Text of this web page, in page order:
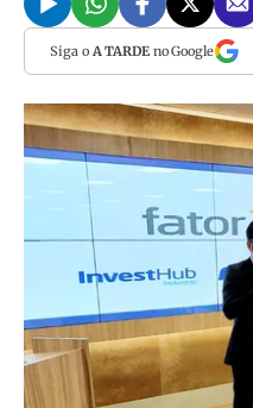
Siga o A TARDEno Google